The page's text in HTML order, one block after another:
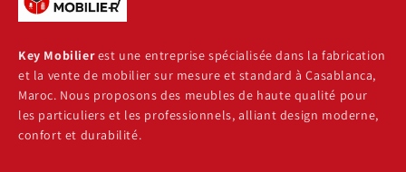
Key Mobilierest une entreprise spécialisée dans la fabrication
et la vente de mobilier sur mesure et standard à Casablanca,
Maroc. Nous proposons des meubles de haute qualité pour
les particuliers et les professionnels, alliant design moderne,
confort et durabilité.